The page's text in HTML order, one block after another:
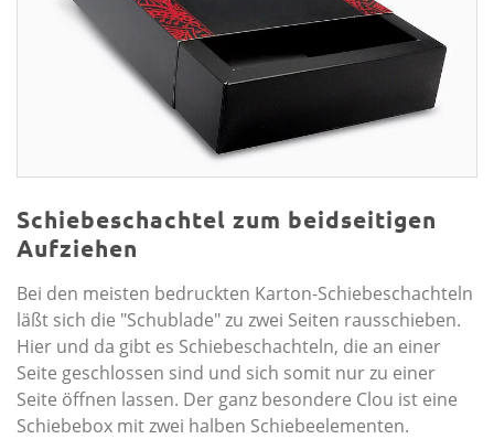
Schiebeschachtel zum beidseitigen
Aufziehen
Bei den meisten bedruckten Karton-Schiebeschachteln
läßt sich die "Schublade" zu zwei Seiten rausschieben.
Hier und da gibt es Schiebeschachteln, die an einer
Seite geschlossen sind und sich somit nur zu einer
Seite öffnen lassen. Der ganz besondere Clou ist eine
Schiebebox mit zwei halben Schiebe­elementen.